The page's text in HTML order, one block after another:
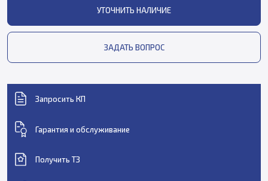
УТОЧНИТЬ НАЛИЧИЕ
ЗАДАТЬ ВОПРОС
Запросить КП
Гарантия и обслуживание
Получить ТЗ